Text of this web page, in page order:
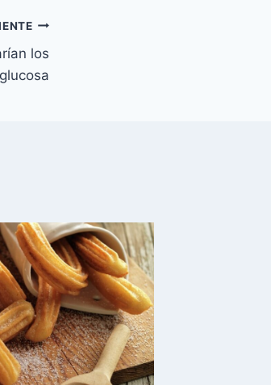
los